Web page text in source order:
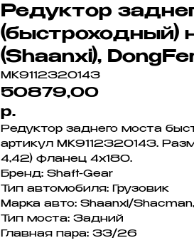
Редуктор
(быстроходный)
(Shaanxi),
MK9112320143
50879,00
р.
Редуктор заднего моста
артикул MK9112320143.
4,42) фланец 4х180.
Бренд: Shaft-Gear
Тип автомобиля: Грузовик
Марка авто: Shaanxi/
Тип моста: Задний
Главная пара: 33/26